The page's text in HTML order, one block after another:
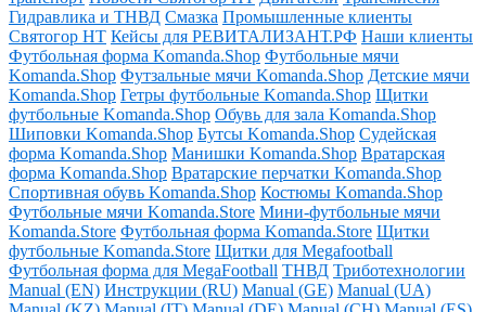
Гидравлика и ТНВД Смазка Промышленные клиенты
Святогор НТ Кейсы для РЕВИТАЛИЗАНТ.РФ Наши клиенты
Футбольная форма Komanda.Shop Футбольные мячи
Komanda.Shop Футзальные мячи Komanda.Shop Детские мячи
Komanda.Shop Гетры футбольные Komanda.Shop Щитки
футбольные Komanda.Shop Обувь для зала Komanda.Shop
Шиповки Komanda.Shop Бутсы Komanda.Shop Судейская
форма Komanda.Shop Манишки Komanda.Shop Вратарская
форма Komanda.Shop Вратарские перчатки Komanda.Shop
Спортивная обувь Komanda.Shop Костюмы Komanda.Shop
Футбольные мячи Komanda.Store Мини-футбольные мячи
Komanda.Store Футбольная форма Komanda.Store Щитки
футбольные Komanda.Store Щитки для Megafootball
Футбольная форма для MegaFootball ТНВД Триботехнологии
Manual (EN) Инструкции (RU) Manual (GE) Manual (UA)